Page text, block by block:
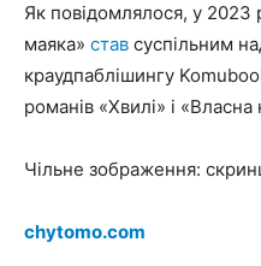
Як повідомлялося, у
маяка» став суспільним
краудпаблішингу
романів «Хвилі» і «Власна
Чільне зображення:
chytomo.com